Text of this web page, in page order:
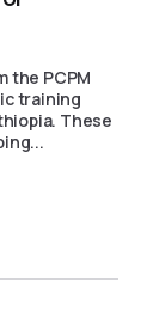
the PCPM
training
These